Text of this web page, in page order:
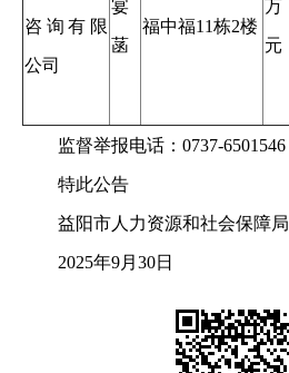
咨询有限
公司
宴
菡
福中福11栋2楼
万
元
监督举报电话：0737-6501546
特此公告
益阳市人力资源和社会保障局
2025年9月30日